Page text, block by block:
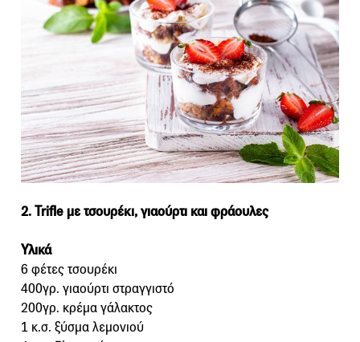
2. Trifle με τσουρέκι, γιαούρτι και φράουλες
Υλικά
6 φέτες τσουρέκι
400γρ. γιαούρτι στραγγιστό
200γρ. κρέμα γάλακτος
1 κ.σ. ξύσμα λεμονιού